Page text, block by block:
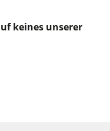
keines unserer